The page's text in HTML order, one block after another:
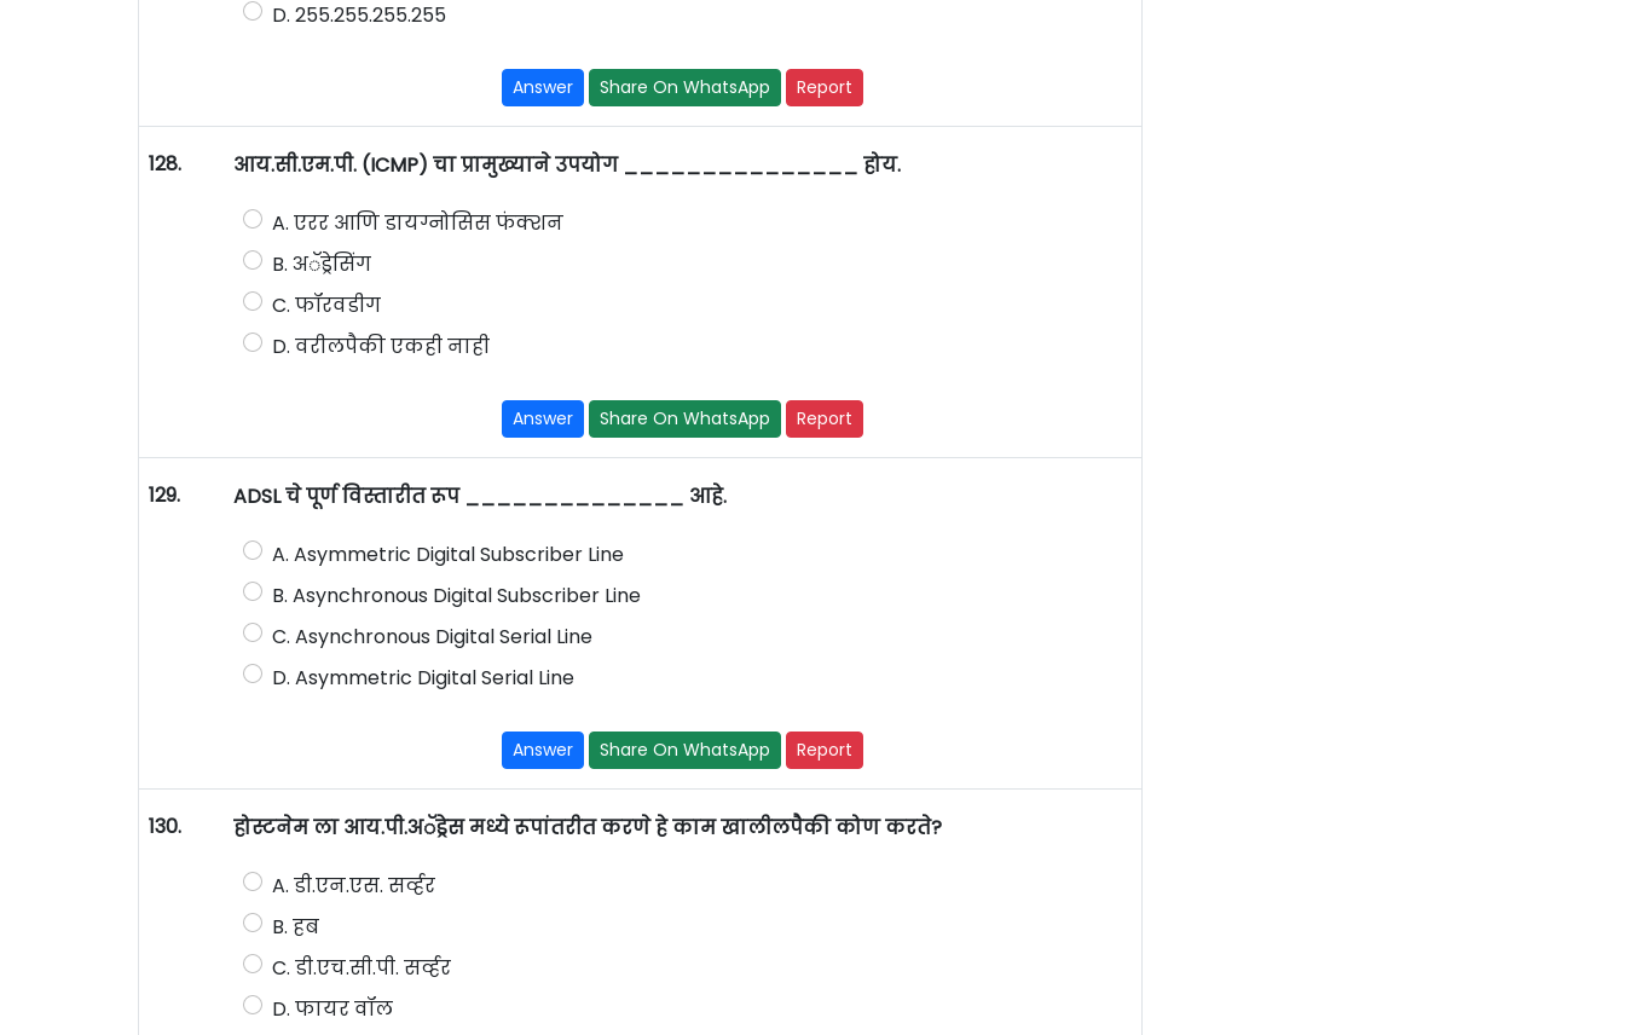
D. 255.255.255.255
Answer Share On WhatsApp Report
128. आय.सी.एम.पी. (ICMP) चा प्रामुख्याने उपयोग _______________ होय.
A. एरर आणि डायग्नोसिस फंक्शन
B. अॅड्रेसिंग
C. फॉरवडीग
D. वरीलपैकी एकही नाही
Answer Share On WhatsApp Report
129. ADSL चे पूर्ण विस्तारीत रूप ______________ आहे.
A. Asymmetric Digital Subscriber Line
B. Asynchronous Digital Subscriber Line
C. Asynchronous Digital Serial Line
D. Asymmetric Digital Serial Line
Answer Share On WhatsApp Report
130. होस्टनेम ला आय.पी.अॅड्रेस मध्ये रूपांतरीत करणे हे काम खालीलपैकी कोण करते?
A. डी.एन.एस. सर्व्हर
B. हब
C. डी.एच.सी.पी. सर्व्हर
D. फायर वॉल